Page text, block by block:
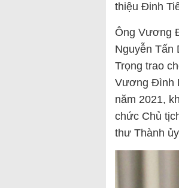
thiệu Đinh
Ông Vương
Nguyễn Tấn
Trọng trao
Vương Đình
năm 2021,
chức Chủ
thư Thành